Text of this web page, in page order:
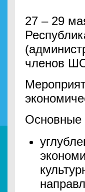
27 – 29
членов
Основные